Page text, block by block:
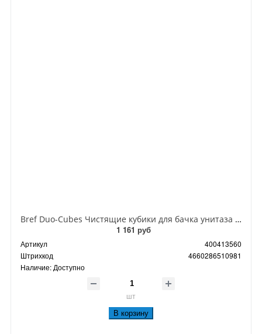
Bref Duo-Cubes Чистящие кубики для бачка унитаза 2 в 1 Океан 2 шт по 50 гр
1 161 руб
Артикул
400413560
Штрихкод
4660286510981
Наличие: Доступно
шт
В корзину